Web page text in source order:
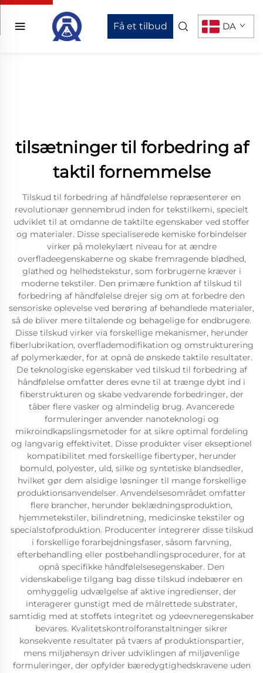
Få et tilbud DA
tilsætninger til forbedring af
taktil fornemmelse
Tilskud til forbedring af håndfølelse repræsenterer en
revolutionær gennembrud inden for tekstilkemi, specielt
udviklet til at omdanne de taktilte egenskaber ved stoffer
og materialer. Disse specialiserede kemiske forbindelser
virker på molekylært niveau for at ændre
overfladeegenskaberne og skabe fremragende blødhed,
glathed og helhedstekstur, som forbrugerne kræver i
moderne tekstiler. Den primære funktion af tilskud til
forbedring af håndfølelse drejer sig om at forbedre den
sensoriske oplevelse ved berøring af behandlede materialer,
så de bliver mere tiltalende og behagelige for endbrugere.
Disse tilskud virker via forskellige mekanismer, herunder
fiberlubrikation, overflademodifikation og omstrukturering
af polymerkæder, for at opnå de ønskede taktile resultater.
De teknologiske egenskaber ved tilskud til forbedring af
håndfølelse omfatter deres evne til at trænge dybt ind i
fiberstrukturen og skabe vedvarende forbedringer, der
tåber flere vasker og almindelig brug. Avancerede
formuleringer anvender nanoteknologi og
mikroindkapslingsmetoder for at sikre optimal fordeling
og langvarig effektivitet. Disse produkter viser ekseptionel
kompatibilitet med forskellige fibertyper, herunder
bomuld, polyester, uld, silke og syntetiske blandsedler,
hvilket gør dem alsidige løsninger til mange forskellige
produktionsanvendelser. Anvendelsesområdet omfatter
flere brancher, herunder beklædningsproduktion,
hjemmetekstiler, bilindretning, medicinske tekstiler og
specialstofproduktion. Producenter integrerer disse tilskud
i forskellige forarbejdningsfaser, såsom farvning,
efterbehandling eller postbehandlingsprocedurer, for at
opnå specifikke håndfølelsesegenskaber. Den
videnskabelige tilgang bag disse tilskud indebærer en
omhyggelig udvælgelse af aktive ingredienser, der
interagerer gunstigt med de målrettede substrater,
samtidig med at stoffets integritet og ydeevneregenskaber
bevares. Kvalitetskontrolforanstaltninger sikrer
konsekvente resultater på tværs af produktionspartier,
mens miljøhensyn driver udviklingen af miljøvenlige
formuleringer, der opfylder bæredygtighedskravene uden